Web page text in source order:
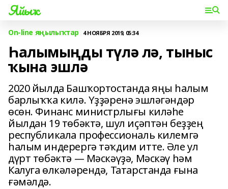
Яйыҡ
On-line яңылыҡтар 4 НОЯБРЯ 2019, 05:34
Һалымыңды түлә лә, тыныс
ҡына эшлә
2020 йылда Башҡортостанда яңы һалым
барлыҡҡа килә. Үҙҙәренә эшләгәндәр
өсөн. Финанс министрлығы киләһе
йылдан 19 төбәктә, шул иҫәптән беҙҙең
республикала профессиональ килемгә
һалым индерергә тәҡдим итте. Әле ул
дүрт төбәктә — Мәскәүҙә, Мәскәү һәм
Калуга өлкәләрендә, Татарстанда ғына
ғәмәлдә.